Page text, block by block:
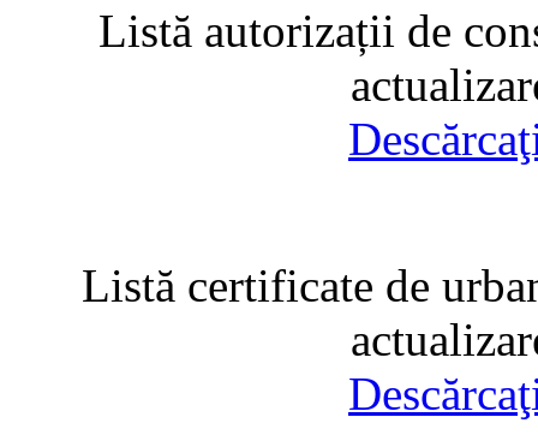
Listă autorizații de
Listă certificate de